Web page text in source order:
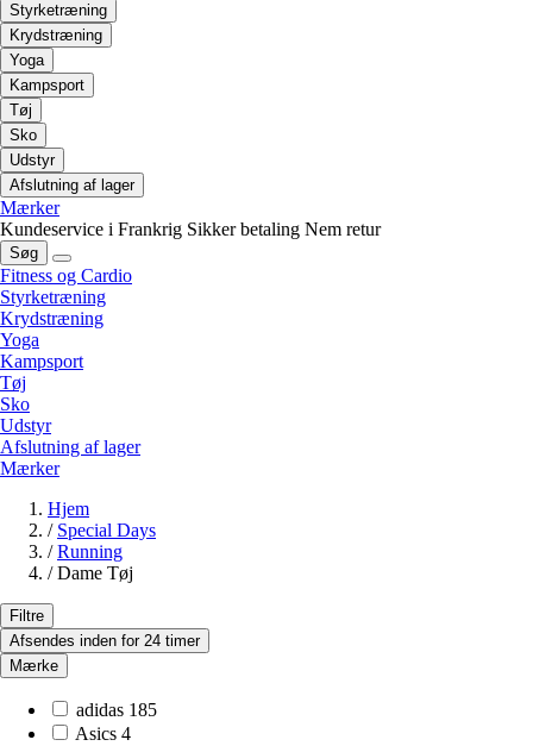
Styrketræning
Krydstræning
Yoga
Kampsport
Tøj
Sko
Udstyr
Afslutning af lager
Mærker
Kundeservice i Frankrig Sikker betaling Nem retur
Søg
Fitness og Cardio
Styrketræning
Krydstræning
Yoga
Kampsport
Tøj
Sko
Udstyr
Afslutning af lager
Mærker
Hjem
/ Special Days
/ Running
/ Dame Tøj
Filtre
Afsendes inden for 24 timer
Mærke
adidas 185
Asics 4